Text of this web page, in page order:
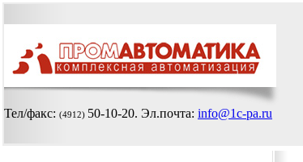
Тел/факс: (4912) 50-10-20. Эл.почта: info@1c-pa.ru